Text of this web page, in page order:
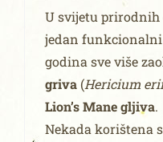
U svijetu
jedan
godina sve više
griva (Hericium
Lion’s Mane gljiva.
Nekada korištena